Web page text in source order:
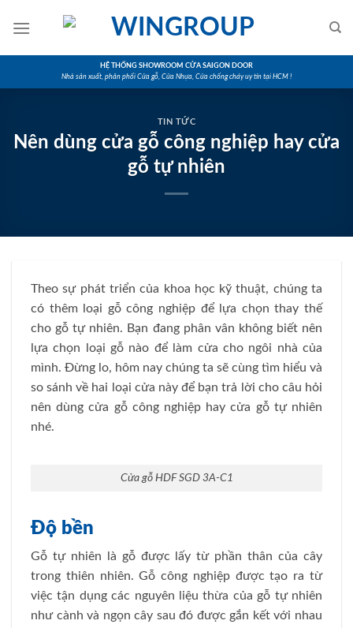
HỆ THỐNG SHOWROOM CỬA SAIGON DOOR
Nhà sản xuất, phân phối Cửa gỗ, Cửa Nhựa, Cửa chống cháy uy tín tại HCM !
TIN TỨC
Nên dùng cửa gỗ công nghiệp hay cửa
gỗ tự nhiên
Theo sự phát triển của khoa học kỹ thuật, chúng ta
có thêm loại gỗ công nghiệp để lựa chọn thay thế
cho gỗ tự nhiên. Bạn đang phân vân không biết nên
lựa chọn loại gỗ nào để làm cửa cho ngôi nhà của
mình. Đừng lo, hôm nay chúng ta sẽ cùng tìm hiểu và
so sánh về hai loại cửa này để bạn trả lời cho câu hỏi
nên dùng cửa gỗ công nghiệp hay cửa gỗ tự nhiên
nhé.
Cửa gỗ HDF SGD 3A-C1
Độ bền
Gỗ tự nhiên là gỗ được lấy từ phần thân của cây
trong thiên nhiên. Gỗ công nghiệp được tạo ra từ
việc tận dụng các nguyên liệu thừa của gỗ tự nhiên
như cành và ngọn cây sau đó được gắn kết với nhau